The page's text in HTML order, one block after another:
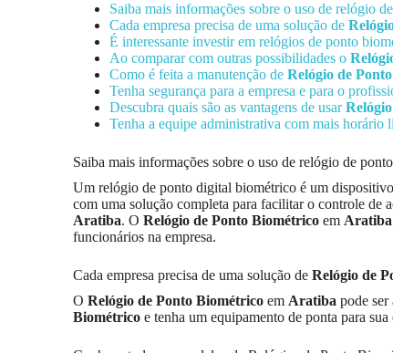
Saiba mais informações sobre o uso de relógio
Cada empresa precisa de uma solução de
É interessante investir em relógios de ponto
Ao comparar com outras possibilidades o
Como é feita a manutenção de Relógio de
Tenha segurança para a empresa e para o
Descubra quais são as vantagens de usar
Tenha a equipe administrativa com mais
Saiba mais informações sobre o uso de relógio de
Um relógio de ponto digital biométrico é um
com uma solução completa para facilitar o controle de
Aratiba. O Relógio de Ponto Biométrico em Aratiba
funcionários na empresa.
Cada empresa precisa de uma solução de Relógio de
O Relógio de Ponto Biométrico em Aratiba pode ser
Biométrico e tenha um equipamento de ponta para